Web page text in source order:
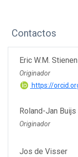
Contactos
Eric W.M. Stienen
Originador
https://
Roland-Jan Buijs
Originador
Jos de Visser